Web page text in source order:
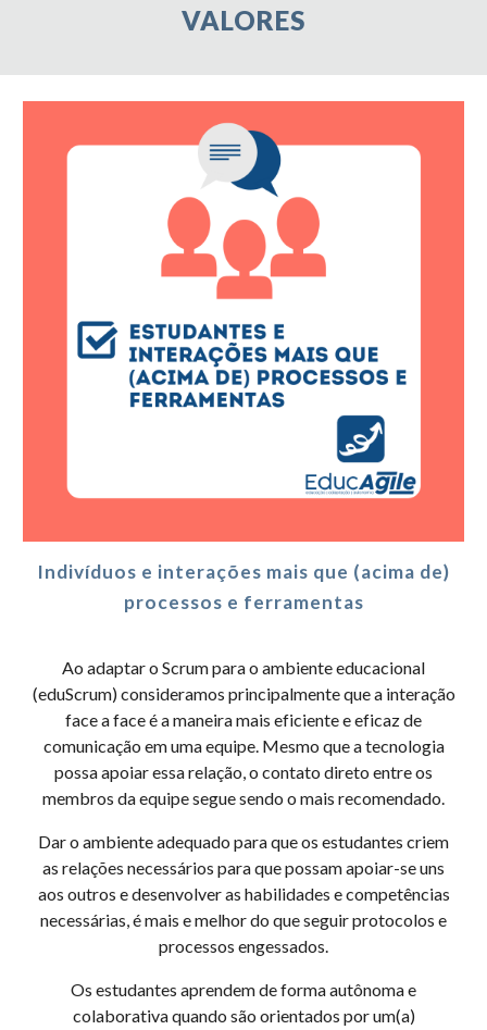
VALORES
Indivíduos e interações mais que (acima de)
processos e ferramentas
Ao adaptar o Scrum para o ambiente educacional
(eduScrum) consideramos principalmente que a interação
face a face é a maneira mais eficiente e eficaz de
comunicação em uma equipe. Mesmo que a tecnologia
possa apoiar essa relação, o contato direto entre os
membros da equipe segue sendo o mais recomendado.
Dar o ambiente adequado para que os estudantes criem
as relações necessários para que possam apoiar-se uns
aos outros e desenvolver as habilidades e competências
necessárias, é mais e melhor do que seguir protocolos e
processos engessados.
Os estudantes aprendem de forma autônoma e
colaborativa quando são orientados por um(a)